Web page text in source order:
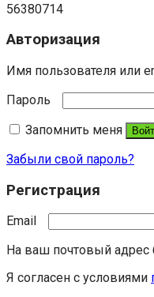
56380714
Авторизация
Имя пользователя или
Пароль
Запомнить меня
Забыли свой пароль?
Регистрация
Email
На ваш почтовый адрес
Я согласен с условиями